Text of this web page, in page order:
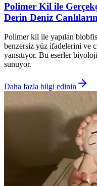
Polimer Kil ile
Derin Deniz
Polimer kil ile yapılan
benzersiz yüz ifadelerini ve
yansıtıyor. Bu eserler
sunuyor.
Daha fazla bilgi edinin